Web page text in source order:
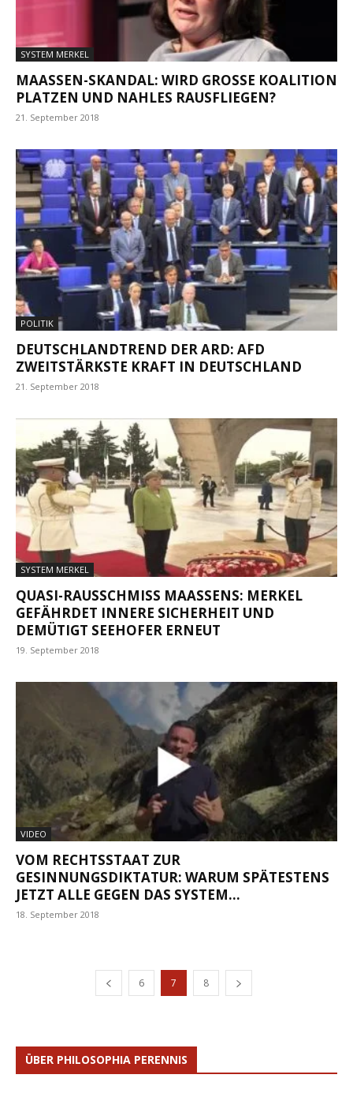
SYSTEM MERKEL
MAASSEN-SKANDAL: WIRD GROSSE KOALITION PL
ATZEN UND NAHLES RAUSFLIEGEN?
21. September 2018
POLITIK
DEUTSCHLANDTREND DER ARD: AFD
ZWEITSTÄRKSTE KRAFT IN DEUTSCHLAND
21. September 2018
SYSTEM MERKEL
QUASI-RAUSSCHMISS MAASSENS: MERKEL G
EFÄHRDET INNERE SICHERHEIT UND D
EMÜTIGT SEEHOFER ERNEUT
19. September 2018
VIDEO
VOM RECHTSSTAAT ZUR
GESINNUNGSDIKTATUR: WARUM SPÄTESTENS
JETZT ALLE GEGEN DAS SYSTEM...
18. September 2018
6 7 8
ÜBER PHILOSOPHIA PERENNIS